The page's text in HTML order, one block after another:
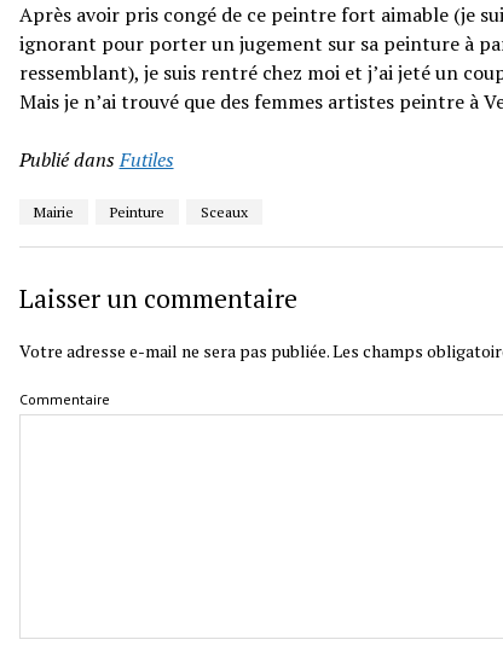
Après avoir pris congé de ce peintre fort aimable (je
ignorant pour porter un jugement sur sa peinture à
ressemblant), je suis rentré chez moi et j’ai jeté un
Mais je n’ai trouvé que des femmes artistes peintre à
Publié dansFutiles
Mairie Peinture Sceaux
Laisser un commentaire
Votre adresse e-mail ne sera pas publiée.Les champs
Commentaire